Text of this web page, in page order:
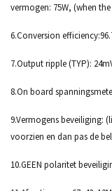
vermogen: 75W, (when
6.Conversion
7.Output ripple (TYP):
8.On board
9.Vermogens beveiliging:
voorzien en dan pas de
10.GEEN polaritet